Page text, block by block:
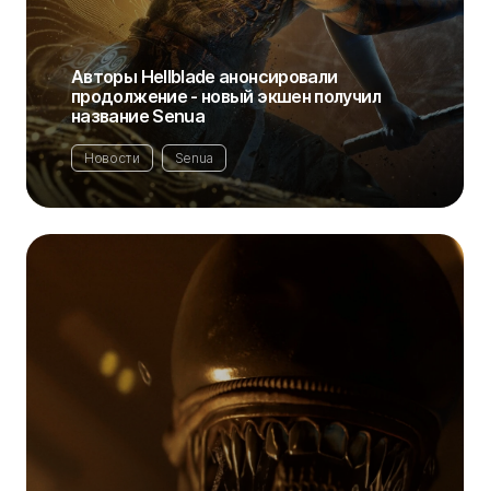
Авторы Hellblade анонсировали
продолжение - новый экшен получил
название Senua
Новости Senua